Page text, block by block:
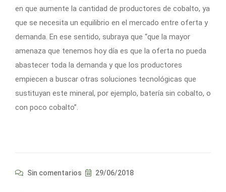
en que aumente la cantidad de productores de cobalto, ya
que se necesita un equilibrio en el mercado entre oferta y
demanda. En ese sentido, subraya que “que la mayor
amenaza que tenemos hoy día es que la oferta no pueda
abastecer toda la demanda y que los productores
empiecen a buscar otras soluciones tecnológicas que
sustituyan este mineral, por ejemplo, batería sin cobalto, o
con poco cobalto”.
Sin comentarios 29/06/2018